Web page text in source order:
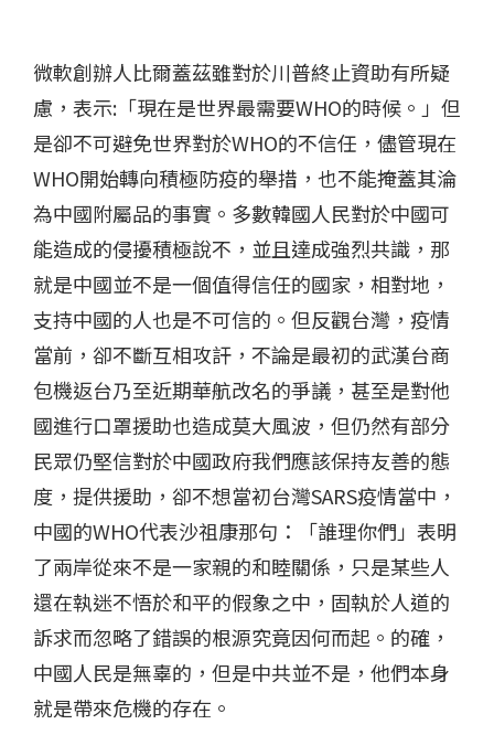
微軟創辦人比爾蓋茲雖對於川普終止資助有所疑
慮，表示:「現在是世界最需要WHO的時候。」但
是卻不可避免世界對於WHO的不信任，儘管現在
WHO開始轉向積極防疫的舉措，也不能掩蓋其淪
為中國附屬品的事實。多數韓國人民對於中國可
能造成的侵擾積極說不，並且達成強烈共識，那
就是中國並不是一個值得信任的國家，相對地，
支持中國的人也是不可信的。但反觀台灣，疫情
當前，卻不斷互相攻訐，不論是最初的武漢台商
包機返台乃至近期華航改名的爭議，甚至是對他
國進行口罩援助也造成莫大風波，但仍然有部分
民眾仍堅信對於中國政府我們應該保持友善的態
度，提供援助，卻不想當初台灣SARS疫情當中，
中國的WHO代表沙祖康那句：「誰理你們」表明
了兩岸從來不是一家親的和睦關係，只是某些人
還在執迷不悟於和平的假象之中，固執於人道的
訴求而忽略了錯誤的根源究竟因何而起。的確，
中國人民是無辜的，但是中共並不是，他們本身
就是帶來危機的存在。